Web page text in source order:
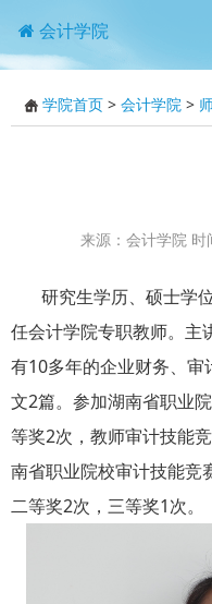
会计学院
学院首页 > 会计学院 >
来源：会计学院
研究生学历、硕士学
任会计学院专职教师。主
有10多年的企业财务、
文2篇。参加湖南省职业
等奖2次，教师审计技能
南省职业院校审计技能竞
二等奖2次，三等奖1次。